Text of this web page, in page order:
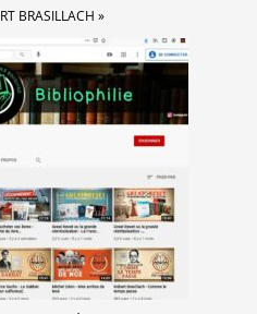
BRASILLACH »